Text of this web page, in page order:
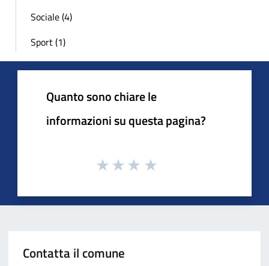
Sociale (4)
Sport (1)
Quanto sono chiare le
informazioni su questa pagina?
Contatta il comune